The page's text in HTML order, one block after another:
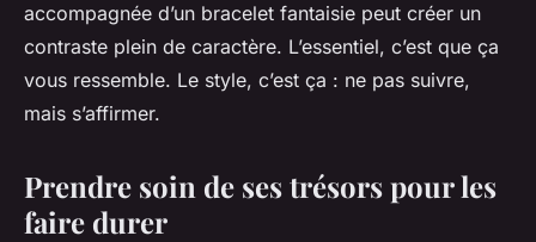
accompagnée d’un bracelet fantaisie peut créer un
contraste plein de caractère. L’essentiel, c’est que ça
vous ressemble. Le style, c’est ça : ne pas suivre,
mais s’affirmer.
Prendre soin de ses trésors pour les
faire durer